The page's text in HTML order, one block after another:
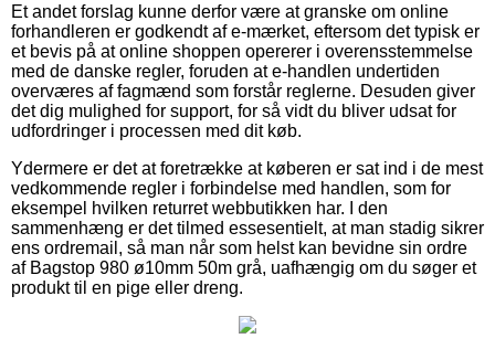
Et andet forslag kunne derfor være at granske om online
forhandleren er godkendt af e-mærket, eftersom det typisk er
et bevis på at online shoppen opererer i overensstemmelse
med de danske regler, foruden at e-handlen undertiden
overværes af fagmænd som forstår reglerne. Desuden giver
det dig mulighed for support, for så vidt du bliver udsat for
udfordringer i processen med dit køb.
Ydermere er det at foretrække at køberen er sat ind i de mest
vedkommende regler i forbindelse med handlen, som for
eksempel hvilken returret webbutikken har. I den
sammenhæng er det tilmed essesentielt, at man stadig sikrer
ens ordremail, så man når som helst kan bevidne sin ordre
af Bagstop 980 ø10mm 50m grå, uafhængig om du søger et
produkt til en pige eller dreng.